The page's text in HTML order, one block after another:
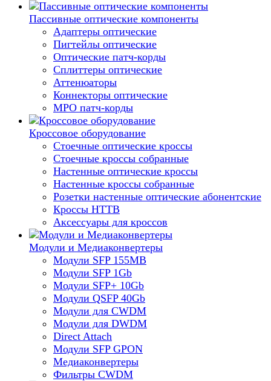
Пассивные оптические компоненты
Адаптеры оптические
Пигтейлы оптические
Оптические патч-корды
Сплиттеры оптические
Аттенюаторы
Коннекторы оптические
MPO патч-корды
Кроссовое оборудование
Стоечные оптические кроссы
Стоечные кроссы собранные
Настенные оптические кроссы
Настенные кроссы собранные
Розетки настенные оптические абонентские
Кроссы HTTB
Аксессуары для кроссов
Модули и Медиаконвертеры
Модули SFP 155MB
Модули SFP 1Gb
Модули SFP+ 10Gb
Модули QSFP 40Gb
Модули для CWDM
Модули для DWDM
Direct Attach
Модули SFP GPON
Медиаконвертеры
Фильтры CWDM